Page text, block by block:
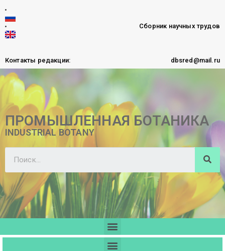
Сборник научных трудов
Контакты редакции: dbsred@mail.ru
ПРОМЫШЛЕННАЯ БОТАНИКА
INDUSTRIAL BOTANY